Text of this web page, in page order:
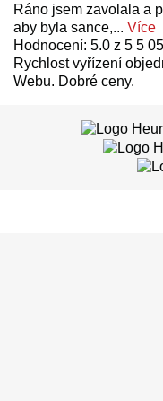
Ráno jsem zavolala a
aby byla sance,... Více
Hodnocení: 5.0 z 5 5
Rychlost vyřízení
Webu. Dobré ceny.